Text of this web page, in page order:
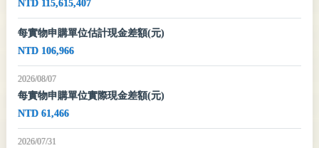
NTD 115,615,407
每實物申購單位估計現金差額(元)
NTD 106,966
2026/08/07
每實物申購單位實際現金差額(元)
NTD 61,466
2026/07/31